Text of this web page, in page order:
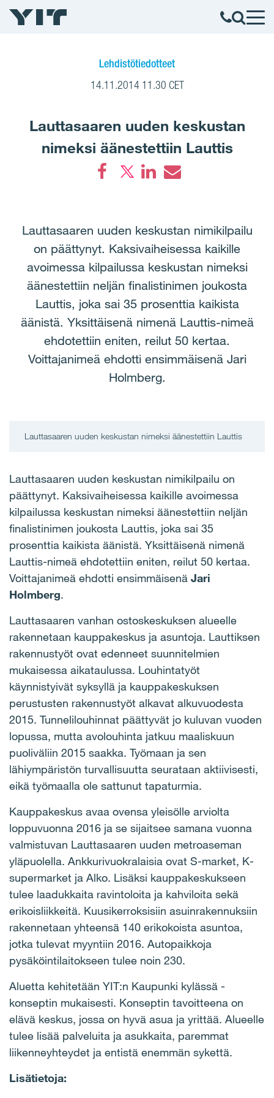
Lehdistötiedotteet
14.11.2014 11.30 CET
Lauttasaaren uuden keskustan
nimeksi äänestettiin Lauttis
Lauttasaaren uuden keskustan nimikilpailu
on päättynyt. Kaksivaiheisessa kaikille
avoimessa kilpailussa keskustan nimeksi
äänestettiin neljän finalistinimen joukosta
Lauttis, joka sai 35 prosenttia kaikista
äänistä. Yksittäisenä nimenä Lauttis-nimeä
ehdotettiin eniten, reilut 50 kertaa.
Voittajanimeä ehdotti ensimmäisenä Jari
Holmberg.
Lauttasaaren uuden keskustan nimeksi äänestettiin Lauttis
Lauttasaaren uuden keskustan nimikilpailu on
päättynyt. Kaksivaiheisessa kaikille avoimessa
kilpailussa keskustan nimeksi äänestettiin neljän
finalistinimen joukosta Lauttis, joka sai 35
prosenttia kaikista äänistä. Yksittäisenä nimenä
Lauttis-nimeä ehdotettiin eniten, reilut 50 kertaa.
Voittajanimeä ehdotti ensimmäisenä Jari
Holmberg.
Lauttasaaren vanhan ostoskeskuksen alueelle
rakennetaan kauppakeskus ja asuntoja. Lauttiksen
rakennustyöt ovat edenneet suunnitelmien
mukaisessa aikataulussa. Louhintatyöt
käynnistyivät syksyllä ja kauppakeskuksen
perustusten rakennustyöt alkavat alkuvuodesta
2015. Tunnelilouhinnat päättyvät jo kuluvan vuoden
lopussa, mutta avolouhinta jatkuu maaliskuun
puoliväliin 2015 saakka. Työmaan ja sen
lähiympäristön turvallisuutta seurataan aktiivisesti,
eikä työmaalla ole sattunut tapaturmia.
Kauppakeskus avaa ovensa yleisölle arviolta
loppuvuonna 2016 ja se sijaitsee samana vuonna
valmistuvan Lauttasaaren uuden metroaseman
yläpuolella. Ankkurivuokralaisia ovat S-market, K-
supermarket ja Alko. Lisäksi kauppakeskukseen
tulee laadukkaita ravintoloita ja kahviloita sekä
erikoisliikkeitä. Kuusikerroksisiin asuinrakennuksiin
rakennetaan yhteensä 140 erikokoista asuntoa,
jotka tulevat myyntiin 2016. Autopaikkoja
pysäköintilaitokseen tulee noin 230.
Aluetta kehitetään YIT:n Kaupunki kylässä -
konseptin mukaisesti. Konseptin tavoitteena on
elävä keskus, jossa on hyvä asua ja yrittää. Alueelle
tulee lisää palveluita ja asukkaita, paremmat
liikenneyhteydet ja entistä enemmän sykettä.
Lisätietoja: